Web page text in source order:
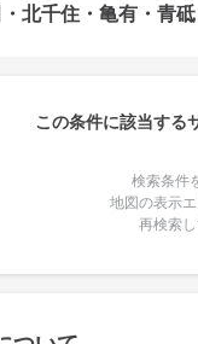
北千住・亀有・青
この条件に該当する
検索条件
地図の表示
再検索